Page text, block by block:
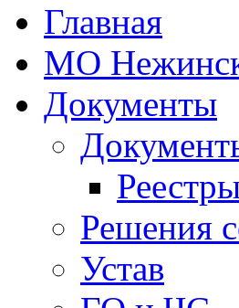
Главная
МО
Документы
Решения
Устав